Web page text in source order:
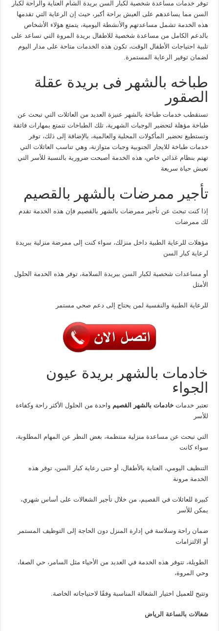
توفر خدمات مساعدة شخصية لكبار السن بريدة الشام العناية والراحة لكبار
السن مما يساعدهم على العيش براحة أكبر، حيث إن الرعاية التي تقدمها
هذه الخدمة تشمل مساعدتهم والأنشطة اليومية، يتمتع هؤلاء الأشخاص
بالدعم الكامل من مساعدة شخصية للاطفال بريدة المروة التي تساعد على
تلبية احتياجات الأطفال الوقت، تكون هذه الخدمات متاحة على مدار اليوم
لضمان توفير الرعاية المستمرة.
طباخه بالشهر فى بريدة عقلة
الصقور
تستقطب خدمات طباخة بالشهر عنيزة العديد من العائلات التي تبحث عن
طباخة مؤهلة لتحضير الوجبات الشهرية، تلك الطباخات تتمتع بمهارات فائقة
وتستطيع تحضير المأكولات المحلية والعالمية، بالإضافة إلى ذلك، توفر
خدمات طباخة للايجار الجنوبية وجبات متوازنة، وهي تناسب العائلات التي
تهتم بنظام غذائي خاص، هذه الخدمة أصبحت ضرورية بالنسبة للأسر التي
تعيش حياة سريعة
تأجير ممرضات بالشهر بالقصيم
إذا كنت تبحث عن تأجير ممرضات بالشهر بالقصيم فإن هذه الخدمة تقدم
لك ممرضات
مؤهلات للرعاية الطبية داخل منزلك، سواء كنت إلى ممرضة منزلية ببريدة
لرعاية كبار السن
أو مساعدات شخصية لكبار السن ببريدة السلامة، توفر هذه الخدمة الحلول
الأمثل
للرعاية الطبية والنفسية لمن يحتاج إلى دعم صحي مستمر
خادمات بالشهر بريدة عيون
الجواء
تعتبر خدماتخادمات بالشهر القصيمواحدة من الحلول الأكثر راحة وكفاءة
للأسر
التي تبحث عن مساعدة منزلية منتظمة، بغض النظر عن المهام المطلوبة،
سواء كانت
التنظيف اليومي، العناية بالأطفال، أو حتى رعاية كبار السن، توفر هذه
الخدمة مرونة
كبيرة للعائلات في القصيم، من خلال تأجير الشغالات على أساس شهري،
يمكن للأسر
ضمان راحة وسلاسة في إدارة المنزل دون الحاجة إلى التوظيف المستمر
أو الالتزامات
الطويلة، تتوفر هذه الخدمة في العديد من الأحياء مثل السامر، حي الصفا،
وحي المروة،
وتتيح للعميل اختيار الشغالة المناسبة وفقًا لاحتياجاته الخاصة.
شغالات بالساعة الرياض